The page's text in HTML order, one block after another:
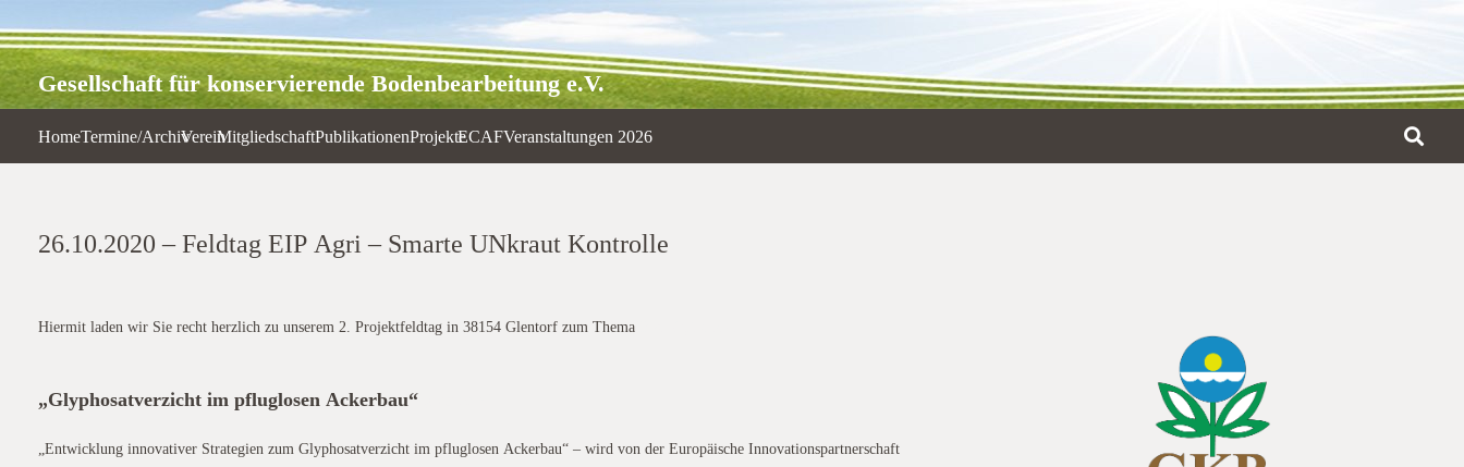
Gesellschaft für konservierende Bodenbearbeitung e.V.
HomeTermine/ArchivVereinMitgliedschaftPublikationenProjekteECAFVeranstaltungen 2026
26.10.2020 – Feldtag EIP Agri – Smarte UNkraut Kontrolle
Hiermit laden wir Sie recht herzlich zu unserem 2. Projektfeldtag in 38154 Glentorf zum Thema
„Glyphosatverzicht im pfluglosen Ackerbau“
„Entwicklung innovativer Strategien zum Glyphosatverzicht im pfluglosen Ackerbau“ – wird von der Europäische Innovationspartnerschaft